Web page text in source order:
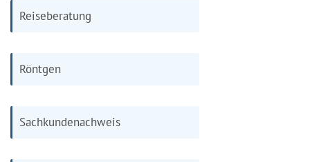
Reiseberatung
Röntgen
Sachkundenachweis